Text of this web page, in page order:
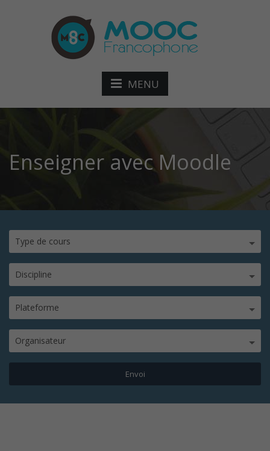
MENU
Enseigner avec Moodle
Type de cours
Discipline
Plateforme
Organisateur